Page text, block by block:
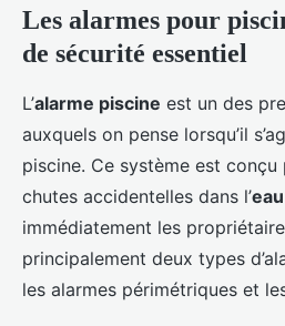
Les alarmes pour
de sécurité essentiel
L’alarme piscine est un des
auxquels on pense lorsqu’il
piscine. Ce système est
chutes accidentelles dans l’eau
immédiatement les
principalement deux types
les alarmes périmétriques et